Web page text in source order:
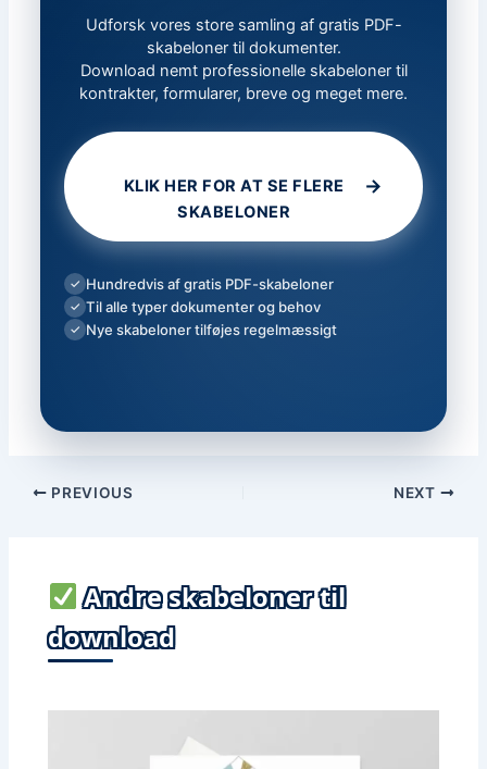
Udforsk vores store samling af gratis PDF-
skabeloner til dokumenter.
Download nemt professionelle skabeloner til
kontrakter, formularer, breve og meget mere.
KLIK HER FOR AT SE FLERE
SKABELONER
→
✓ Hundredvis af gratis PDF-skabeloner
✓ Til alle typer dokumenter og behov
✓ Nye skabeloner tilføjes regelmæssigt
PREVIOUS NEXT
Andre skabeloner til
download